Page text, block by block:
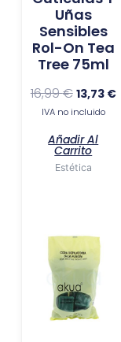
Uñas
Sensibles
Rol-On Tea
Tree 75ml
16,99€ 13,73 €
IVA no incluido
Añadir Al
Carrito
Estética